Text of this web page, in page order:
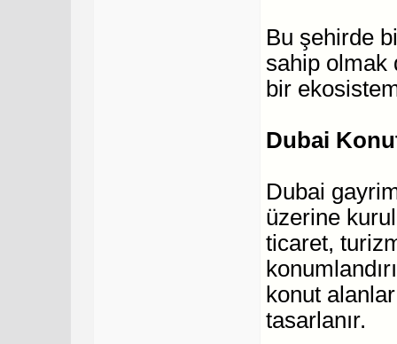
Bu şehirde
sahip olmak
bir
Dubai Konut
Dubai
üzerine
ticaret,
konut
tasarlanır.